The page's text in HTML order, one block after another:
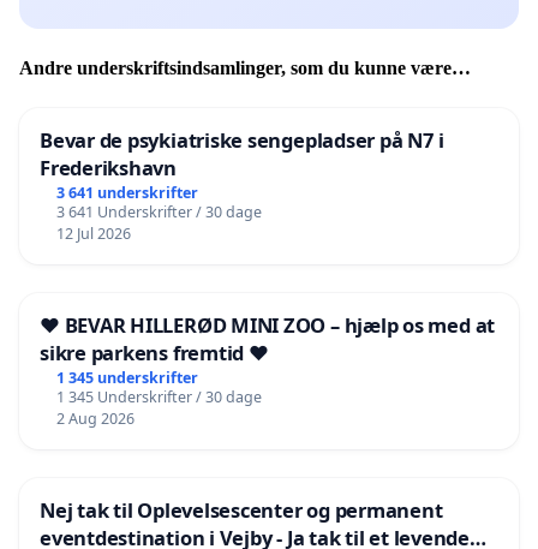
Andre underskriftsindsamlinger, som du kunne være
Bevar de psykiatriske sengepladser på N7 i
Frederikshavn
3 641 underskrifter
3 641 Underskrifter / 30 dage
12 Jul 2026
❤️ BEVAR HILLERØD MINI ZOO – hjælp os med at
sikre parkens fremtid ❤️
1 345 underskrifter
1 345 Underskrifter / 30 dage
2 Aug 2026
Nej tak til Oplevelsescenter og permanent
eventdestination i Vejby - Ja tak til et levende